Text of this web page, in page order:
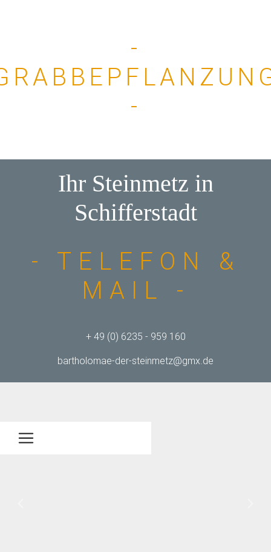
-
-
Ihr Steinmetz in
Schifferstadt
- TELEFON &
MAIL -
+ 49 (0) 6235 - 959 160
bartholomae-der-steinmetz@gmx.de